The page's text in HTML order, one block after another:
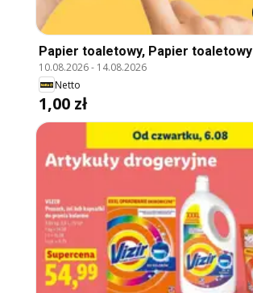
Papier toaletowy, Papier toaletowy
10.08.2026- 14.08.2026
Netto
1,00 zł